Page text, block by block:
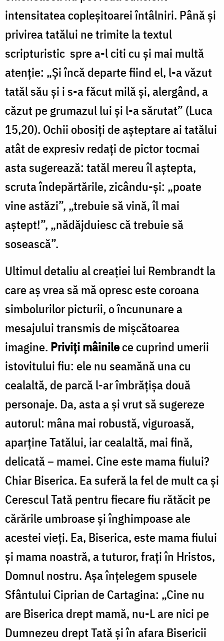
intensitatea copleșitoarei întâlniri. Până și
privirea tatălui ne trimite la textul
scripturistic spre a-l citi cu și mai multă
atenție: „Şi încă departe fiind el, l-a văzut
tatăl său şi i s-a făcut milă şi, alergând, a
căzut pe grumazul lui şi l-a sărutat” (Luca
15,20). Ochii obosiți de așteptare ai tatălui
atât de expresiv redați de pictor tocmai
asta sugerează: tatăl mereu îl aștepta,
scruta îndepărtările, zicându-și: „poate
vine astăzi”, „trebuie să vină, îl mai
aștept!”, „nădăjduiesc că trebuie să
sosească”.
Ultimul detaliu al creației lui Rembrandt la
care aș vrea să mă opresc este coroana
simbolurilor picturii, o încununare a
mesajului transmis de mișcă­toarea
imagine. Priviți mâinilece cuprind umerii
istovitului fiu: ele nu seamănă una cu
cealaltă, de parcă l-ar îmbrățișa două
personaje. Da, asta a și vrut să sugereze
autorul: mâna mai robustă, viguroasă,
aparţine Tatălui, iar cealaltă, mai fină,
delicată – mamei. Cine este mama fiului?
Chiar Biserica. Ea suferă la fel de mult ca şi
Cerescul Tată pentru fiecare fiu rătăcit pe
cărările umbroase și înghimpoase ale
acestei vieți. Ea, Biserica, este mama fiului
și mama noastră, a tuturor, frați în Hristos,
Domnul nostru. Așa înțelegem spusele
Sfântului Ciprian de Cartagina: „Cine nu
are Biserica drept mamă, nu-L are nici pe
Dumnezeu drept Tată şi în afara Bisericii